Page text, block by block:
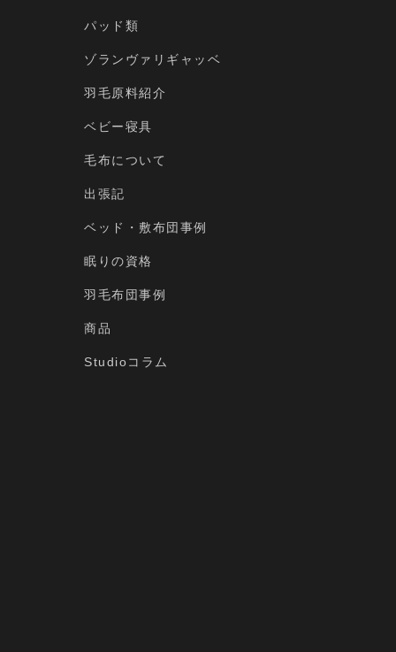
パッド類
ゾランヴァリギャッベ
羽毛原料紹介
ベビー寝具
毛布について
出張記
ベッド・敷布団事例
眠りの資格
羽毛布団事例
商品
Studioコラム